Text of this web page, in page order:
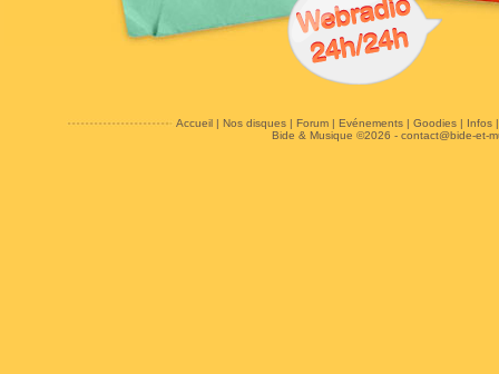
Accueil| Nos disques| Forum| Evénements| Goodies| Infos
Bide & Musique ©2026 - contact@bide-et-